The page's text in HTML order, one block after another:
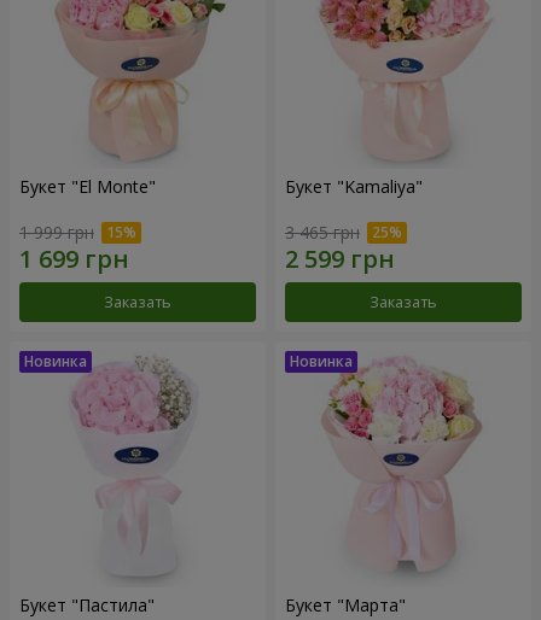
Букет "El Monte"
1 999 грн
Заказать
Букет "Kamaliya"
3 465 грн
Заказать
Букет "Пастила" Букет "Марта"